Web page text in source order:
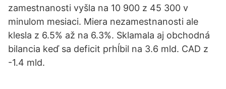
zamestnanosti vyšla na 10 900 z 45 300 v
minulom mesiaci. Miera nezamestnanosti ale
klesla z 6.5% až na 6.3%. Sklamala aj obchodná
bilancia keď sa deficit prhĺbil na 3.6 mld. CAD z
-1.4 mld.